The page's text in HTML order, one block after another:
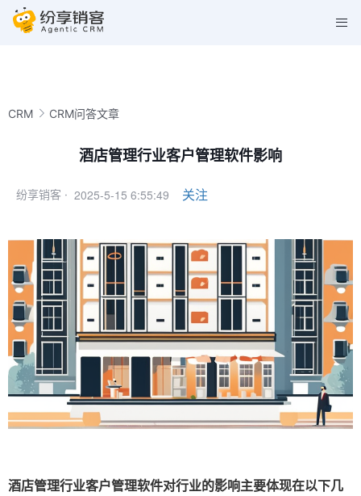
CRM CRM问答文章
酒店管理行业客户管理软件影响
纷享销客 · 2025-5-15 6:55:49 关注
酒店管理行业客户管理软件对行业的影响主要体现在以下几